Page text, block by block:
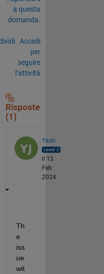
a questa
domanda.
Accedi
per
seguire
l’attività
Risposte
(1)
Yash
il 13
Feb
2024
Th
e
iss
ue
wit